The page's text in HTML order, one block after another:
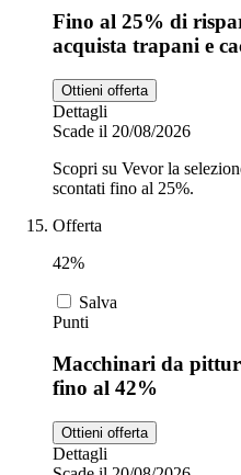
Fino al 25% di
acquista trapani e
Ottieni offerta
Dettagli
Scade il 20/08/2026
Scopri su Vevor la
scontati fino al 25%.
Offerta
42%
Salva
Punti
Macchinari da
fino al 42%
Ottieni offerta
Dettagli